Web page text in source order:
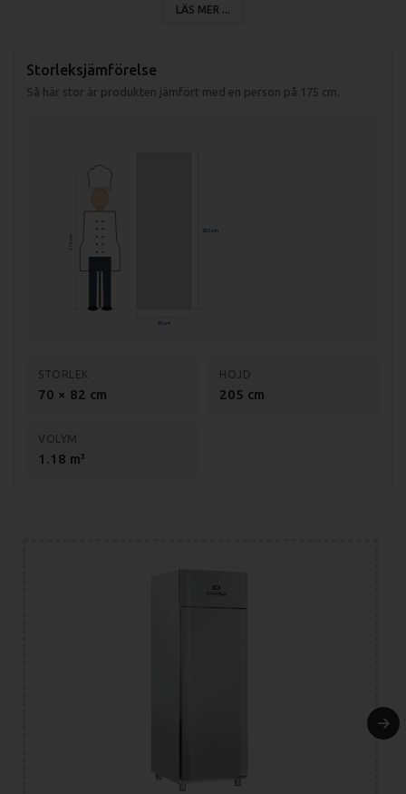
utsidan.
Pressade spår i väggarna för gallerhyllorna.
Justerbara fötter på kylskåpet från 75 mm till 90 mm.
Förångare med korrisionsskydd.
Kylskåpet har en digital termostat där du enkelt kan ställa önskad
LED belysning som tänds när du öppnar dörren.
vänsterhängd.
LÄS MER ...
Storleksjämförelse
Så här stor är produkten jämfört med en person på 175 cm.
175 cm
205 cm
70 cm
STORLEK
70 × 82 cm
HÖJD
205 cm
VOLYM
1.18 m³